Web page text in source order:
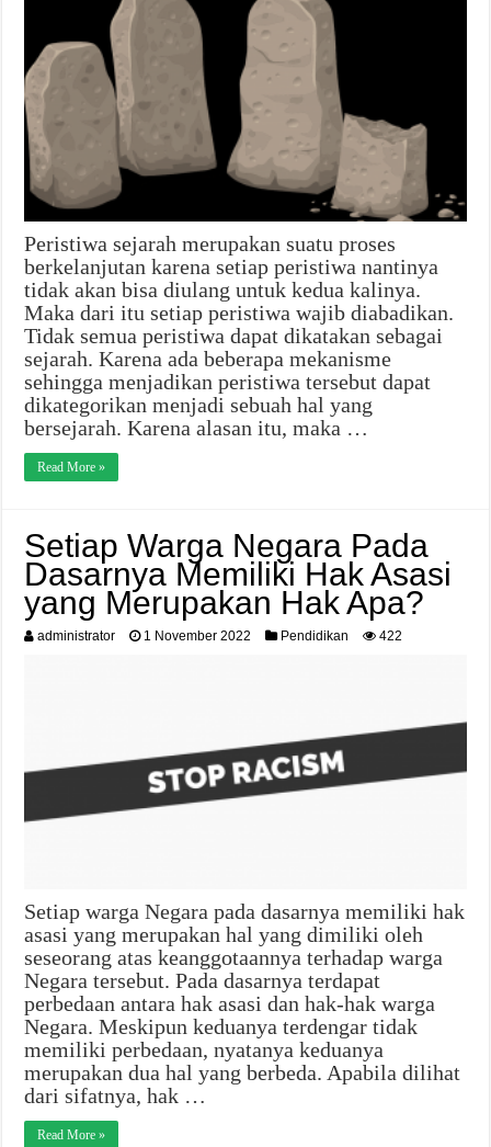
Peristiwa sejarah merupakan suatu proses
berkelanjutan karena setiap peristiwa nantinya
tidak akan bisa diulang untuk kedua kalinya.
Maka dari itu setiap peristiwa wajib diabadikan.
Tidak semua peristiwa dapat dikatakan sebagai
sejarah. Karena ada beberapa mekanisme
sehingga menjadikan peristiwa tersebut dapat
dikategorikan menjadi sebuah hal yang
bersejarah. Karena alasan itu, maka …
Read More »
Setiap Warga Negara Pada
Dasarnya Memiliki Hak Asasi
yang Merupakan Hak Apa?
administrator 1 November 2022 Pendidikan 422
Setiap warga Negara pada dasarnya memiliki hak
asasi yang merupakan hal yang dimiliki oleh
seseorang atas keanggotaannya terhadap warga
Negara tersebut. Pada dasarnya terdapat
perbedaan antara hak asasi dan hak-hak warga
Negara. Meskipun keduanya terdengar tidak
memiliki perbedaan, nyatanya keduanya
merupakan dua hal yang berbeda. Apabila dilihat
dari sifatnya, hak …
Read More »